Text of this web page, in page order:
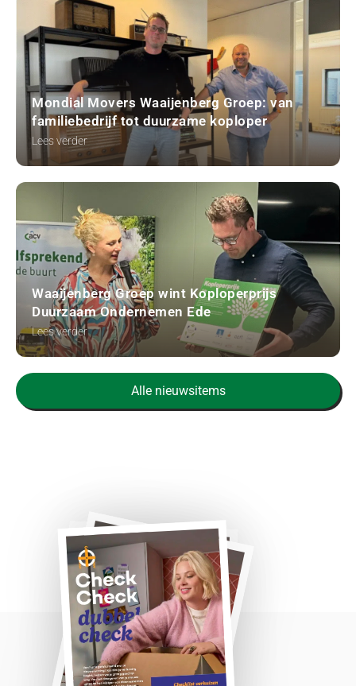
Mondial Movers Waaijenberg Groep: van
familiebedrijf tot duurzame koploper
Lees verder
Waaijenberg Groep wint Koploperprijs
Duurzaam Ondernemen Ede
Lees verder
Alle nieuwsitems